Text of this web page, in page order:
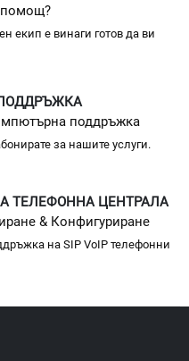
помощ?
екип е винаги готов да ви
поддръжка
за нашите услуги.
ТЕЛЕФОННА ЦЕНТРАЛА
& Конфигуриране
на SIP VoIP телефонни